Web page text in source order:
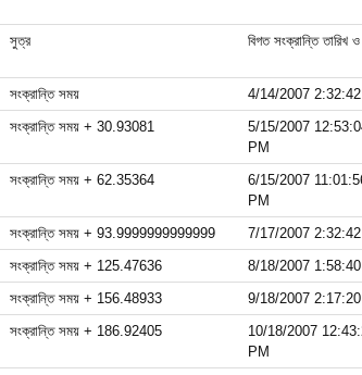
সুত্র বিগত সংক্রান্তি তারিখ
সংক্রান্তি সময়
4/14/2007
সংক্রান্তি সময় + 30.93081
5/15/2007
PM
সংক্রান্তি সময় + 62.35364
6/15/2007
PM
সংক্রান্তি সময় + 93.9999999999999 7/17/2007
সংক্রান্তি সময় + 125.47636
8/18/2007 1:58:40
সংক্রান্তি সময় + 156.48933
9/18/2007 2:17:20
সংক্রান্তি সময় + 186.92405
10/18/2007
PM